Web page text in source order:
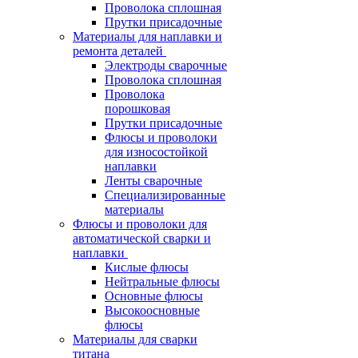
Проволока сплошная
Прутки присадочные
Материалы для наплавки и
ремонта деталей
Электроды сварочные
Проволока сплошная
Проволока
порошковая
Прутки присадочные
Флюсы и проволоки
для износостойкой
наплавки
Ленты сварочные
Специализированные
материалы
Флюсы и проволоки для
автоматической сварки и
наплавки
Кислые флюсы
Нейтральные флюсы
Основные флюсы
Высокоосновные
флюсы
Материалы для сварки
титана